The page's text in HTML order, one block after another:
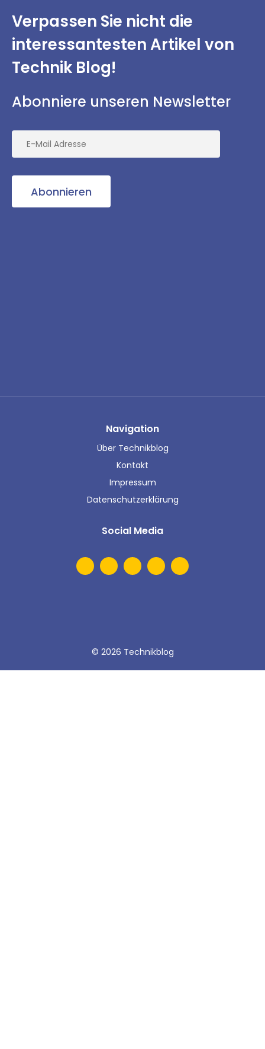
Verpassen Sie nicht die
interessantestenArtikel von
Technik Blog!
Abonniere unseren Newsletter
Abonnieren
© 2026 Technikblog
Navigation
Über Technikblog
Kontakt
Impressum
Datenschutzerklärung
Social Media